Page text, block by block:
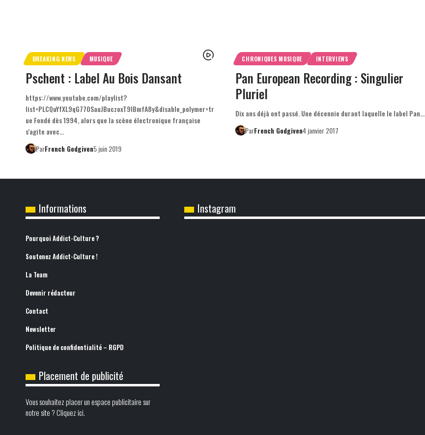
BREAKING NEWS MUSIQUE
Pschent : Label Au Bois Dansant
https://www.youtube.com/playlist?
list=PLCQuYfXL9qG770SauJBuczoxT9lBmfA8y&disable_polymer=tr
ue Fondé dès 1994, alors que la scène électronique française
s'agite avec…
ParFrench Godgiven5 juin 2019
CHRONIQUES MUSIQUE INTERVIEWS
Pan European Recording : Singulier
Pluriel
Dix ans déjà ont passé. Une décennie durant laquelle le label Pan…
ParFrench Godgiven4 janvier 2017
Informations
Pourquoi Addict-Culture ?
Soutenez Addict-Culture !
La Team
Devenir rédacteur
Contact
Newsletter
Politique de confidentialité – RGPD
Placement de publicité
Vous souhaitez placer un espace publicitaire sur
notre site ? Cliquez ici.
Instagram